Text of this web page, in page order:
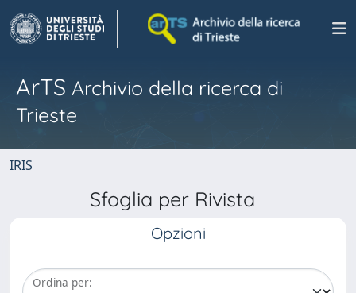
ArTS Archivio della ricerca di
Trieste
IRIS
Sfoglia per Rivista
Opzioni
Ordina per: